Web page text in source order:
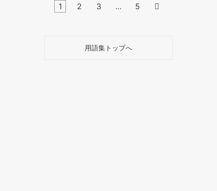
1 2 3 … 5 
用語集トップへ